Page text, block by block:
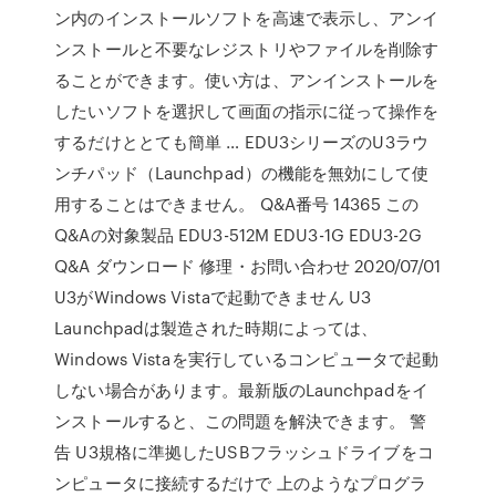
ン内のインストールソフトを高速で表示し、アンイ
ンストールと不要なレジストリやファイルを削除す
ることができます。使い方は、アンインストールを
したいソフトを選択して画面の指示に従って操作を
するだけととても簡単 … EDU3シリーズのU3ラウ
ンチパッド（Launchpad）の機能を無効にして使
用することはできません。 Q&A番号 14365 この
Q&Aの対象製品 EDU3-512M EDU3-1G EDU3-2G
Q&A ダウンロード 修理・お問い合わせ 2020/07/01
U3がWindows Vistaで起動できません U3
Launchpadは製造された時期によっては、
Windows Vistaを実行しているコンピュータで起動
しない場合があります。最新版のLaunchpadをイ
ンストールすると、この問題を解決できます。 警
告 U3規格に準拠したUSBフラッシュドライブをコ
ンピュータに接続するだけで 上のようなプログラ